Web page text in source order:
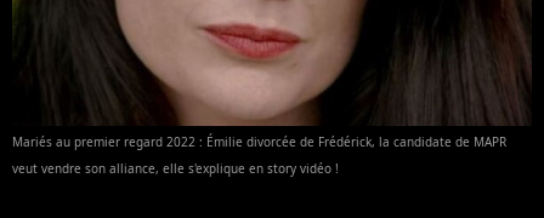
Mariés au premier regard 2022 : Émilie divorcée de Frédérick, la candidate de MAPR
veut vendre son alliance, elle s'explique en story vidéo !